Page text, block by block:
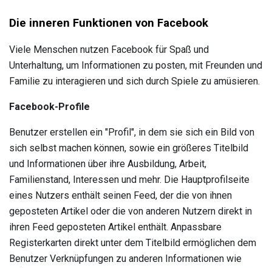
Die inneren Funktionen von Facebook
Viele Menschen nutzen Facebook für Spaß und
Unterhaltung, um Informationen zu posten, mit Freunden und
Familie zu interagieren und sich durch Spiele zu amüsieren.
Facebook-Profile
Benutzer erstellen ein "Profil", in dem sie sich ein Bild von
sich selbst machen können, sowie ein größeres Titelbild
und Informationen über ihre Ausbildung, Arbeit,
Familienstand, Interessen und mehr. Die Hauptprofilseite
eines Nutzers enthält seinen Feed, der die von ihnen
geposteten Artikel oder die von anderen Nutzern direkt in
ihren Feed geposteten Artikel enthält. Anpassbare
Registerkarten direkt unter dem Titelbild ermöglichen dem
Benutzer Verknüpfungen zu anderen Informationen wie